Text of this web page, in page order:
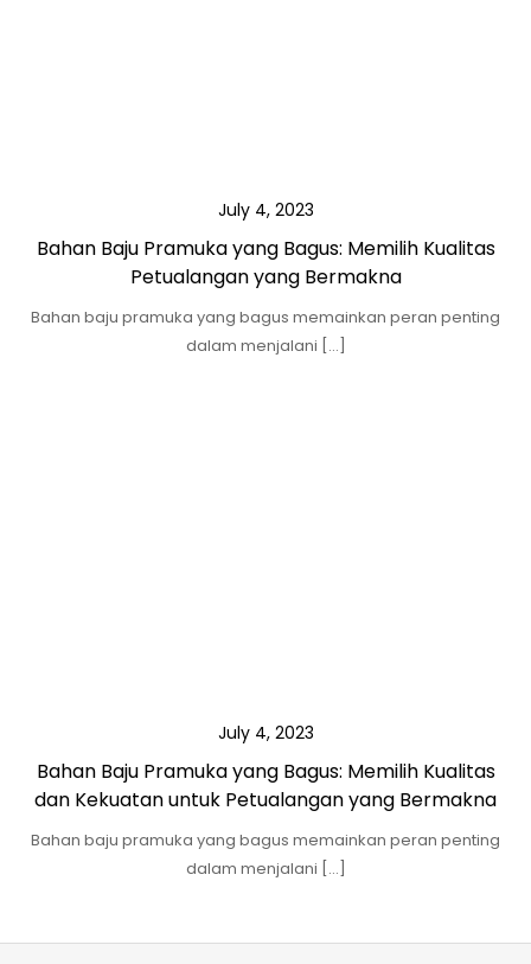
July 4, 2023
Bahan Baju Pramuka yang Bagus: Memilih Kualitas
Petualangan yang Bermakna
Bahan baju pramuka yang bagus memainkan peran penting
dalam menjalani […]
July 4, 2023
Bahan Baju Pramuka yang Bagus: Memilih Kualitas
dan Kekuatan untuk Petualangan yang Bermakna
Bahan baju pramuka yang bagus memainkan peran penting
dalam menjalani […]